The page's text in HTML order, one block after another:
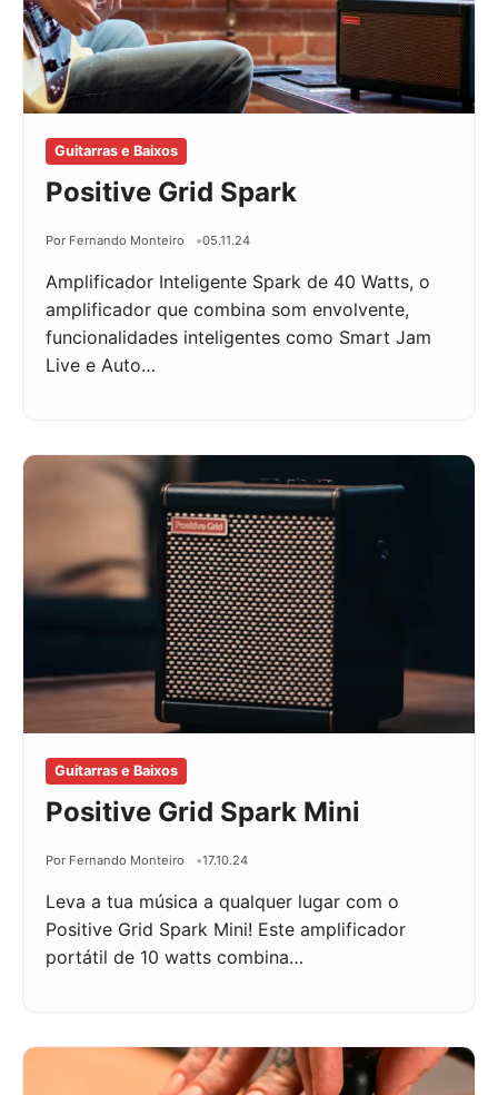
Guitarras e Baixos
Positive Grid Spark
Por Fernando Monteiro 05.11.24
Amplificador Inteligente Spark de 40 Watts, o
amplificador que combina som envolvente,
funcionalidades inteligentes como Smart Jam
Live e Auto…
Guitarras e Baixos
Positive Grid Spark Mini
Por Fernando Monteiro 17.10.24
Leva a tua música a qualquer lugar com o
Positive Grid Spark Mini! Este amplificador
portátil de 10 watts combina…